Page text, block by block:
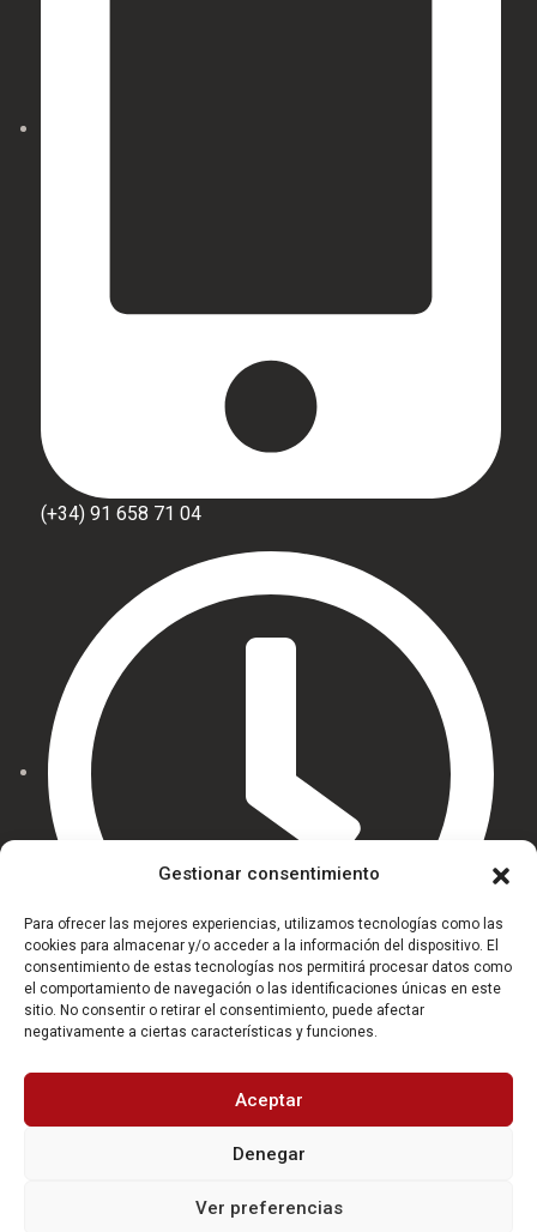
Gestionar consentimiento
Para ofrecer las mejores experiencias, utilizamos tecnologías como las
cookies para almacenar y/o acceder a la información del dispositivo. El
consentimiento de estas tecnologías nos permitirá procesar datos como
el comportamiento de navegación o las identificaciones únicas en este
sitio. No consentir o retirar el consentimiento, puede afectar
negativamente a ciertas características y funciones.
Aceptar
Denegar
Ver preferencias
(+34) 91 658 71 04
HORARIO: 9:30 - 14:00 h.
© 2026 Real Federación Española de Squash |